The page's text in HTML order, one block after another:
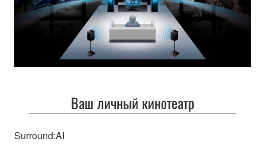
Ваш личный кинотеатр
Surround:AI